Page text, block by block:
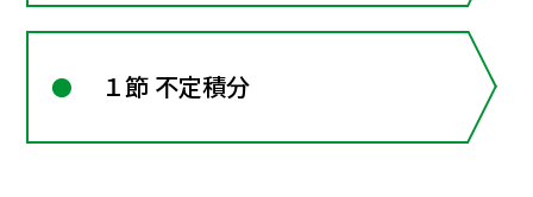
１節 不定積分